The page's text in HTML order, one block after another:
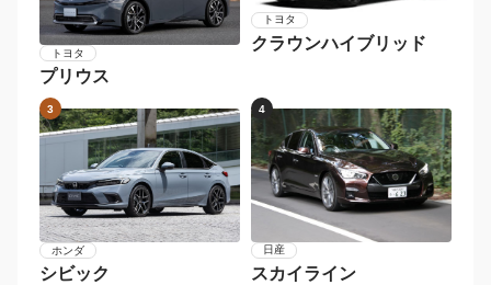
トヨタ
プリウス
トヨタ
クラウンハイブリッド
3
ホンダ
シビック
4
日産
スカイライン